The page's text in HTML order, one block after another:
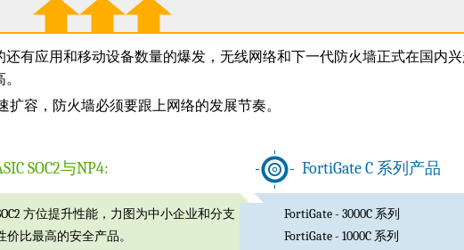
有应用和移动设备数量的爆发，无线网络和下一代防火墙正式在国内
容，防火墙必须要跟上网络的发展节奏。
SOC2与NP4: FortiGate C 系列产品
方位提升性能，力图为中小企业和分支
价比最高的安全产品。
FortiGate - 3000C 系列
FortiGate - 1000C 系列